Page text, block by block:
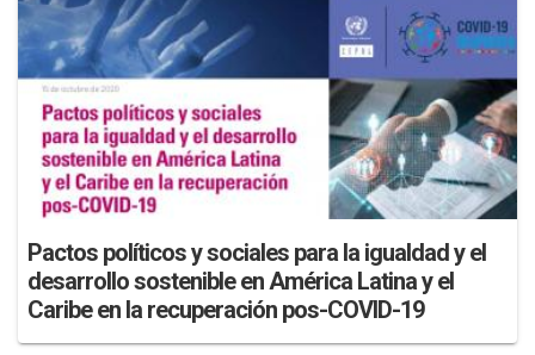
Pactos políticos y sociales para la igualdad y el
desarrollo sostenible en América Latina y el
Caribe en la recuperación pos-COVID-19